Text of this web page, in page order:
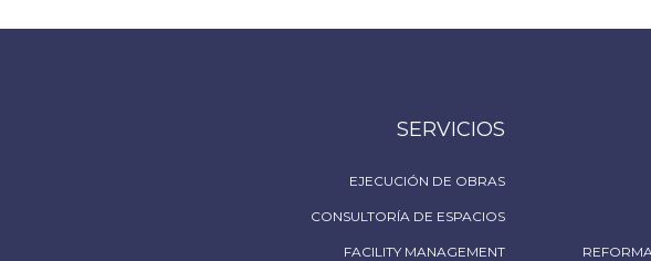
SERVICIOS
EJECUCIÓN DE OBRAS
CONSULTORÍA DE ESPACIOS
FACILITY MANAGEMENT